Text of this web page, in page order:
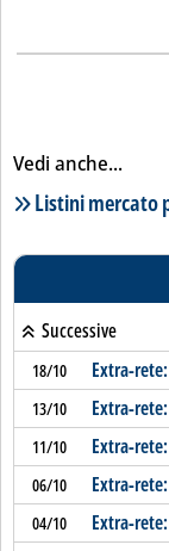
Vedi anche...
Lista notizie
Listini mercato
Successive
18/10 Extra-
13/10 Extra-
11/10 Extra-
06/10 Extra-
04/10 Extra-